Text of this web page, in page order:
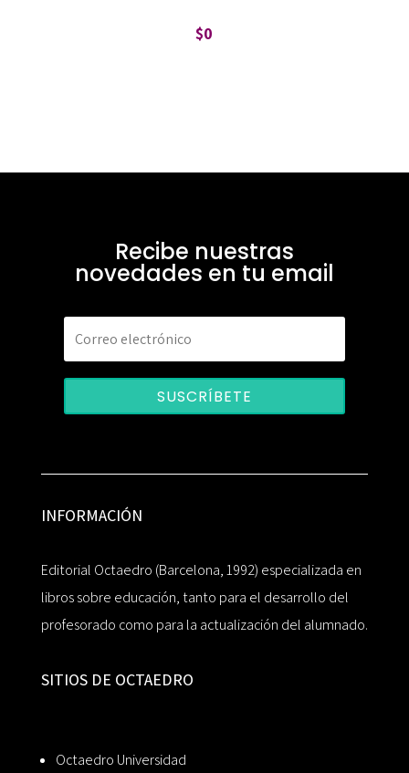
$0
Recibe nuestras
novedades en tu email
SUSCRÍBETE
INFORMACIÓN
Editorial Octaedro (Barcelona, 1992) especializada en
libros sobre educación, tanto para el desarrollo del
profesorado como para la actualización del alumnado.
SITIOS DE OCTAEDRO
Octaedro Universidad